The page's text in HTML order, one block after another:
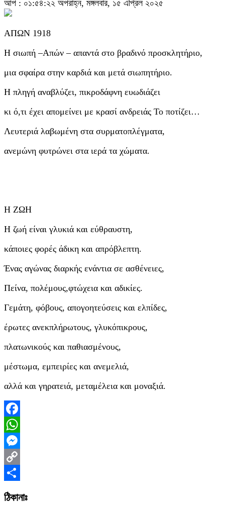
আপ : ০১:৫৪:২২ অপরাহ্ন, মঙ্গলবার, ১৫ এপ্রিল ২০২৫
ΑΠΩΝ 1918
Η σιωπή –Απών – απαντά στο βραδινό προσκλητήριο,
μια σφαίρα στην καρδιά και μετά σιωπητήριο.
Η πληγή αναβλύζει, πικροδάφνη ευωδιάζει
κι ό,τι έχει απομείνει με κρασί ανδρειάς Το ποτίζει…
Λευτεριά λαβωμένη στα συρματοπλέγματα,
ανεμώνη φυτρώνει στα ιερά τα χώματα.
Η ΖΩΗ
Η ζωή είναι γλυκιά και εύθραυστη,
κάποιες φορές άδικη και απρόβλεπτη.
Ένας αγώνας διαρκής ενάντια σε ασθένειες,
Πείνα, πολέμους,φτώχεια και αδικίες.
Γεμάτη, φόβους, απογοητεύσεις και ελπίδες,
έρωτες ανεκπλήρωτους, γλυκόπικρους,
πλατωνικούς και παθιασμένους,
μέστωμα, εμπειρίες και ανεμελιά,
αλλά και γηρατειά, μεταμέλεια και μοναξιά.
Facebook
WhatsApp
Messenger
Copy
Link
Share
ঠিকানাঃ